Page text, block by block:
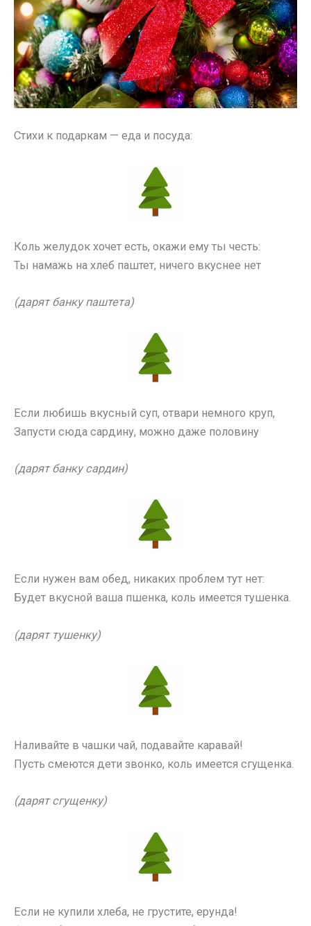
Стихи к подаркам — еда и посуда:
Коль желудок хочет есть, окажи ему ты честь:
Ты намажь на хлеб паштет, ничего вкуснее нет
(дарят банку паштета)
Если любишь вкусный суп, отвари немного круп,
Запусти сюда сардину, можно даже половину
(дарят банку сардин)
Если нужен вам обед, никаких проблем тут нет:
Будет вкусной ваша пшенка, коль имеется тушенка.
(дарят тушенку)
Наливайте в чашки чай, подавайте каравай!
Пусть смеются дети звонко, коль имеется сгущенка.
(дарят сгущенку)
Если не купили хлеба, не грустите, ерунда!